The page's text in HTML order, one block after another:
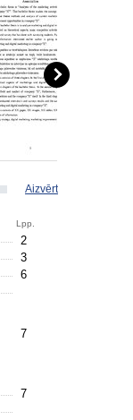
Aizvērt
Lpp.
2
3
6
7
7